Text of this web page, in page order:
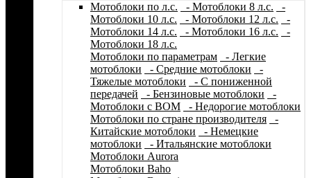
Мотоблоки по л.с.
- Мотоблоки 8 л.с.
-
Мотоблоки 10 л.с.
- Мотоблоки 12 л.с.
-
Мотоблоки 14 л.с.
- Мотоблоки 16 л.с.
-
Мотоблоки 18 л.с.
Мотоблоки по параметрам
- Легкие
мотоблоки
- Средние мотоблоки
-
Тяжелые мотоблоки
- С пониженной
передачей
- Бензиновые мотоблоки
-
Мотоблоки с ВОМ
- Недорогие мотоблоки
Мотоблоки по стране производителя
-
Китайские мотоблоки
- Немецкие
мотоблоки
- Итальянские мотоблоки
Мотоблоки Aurora
Мотоблоки Baho